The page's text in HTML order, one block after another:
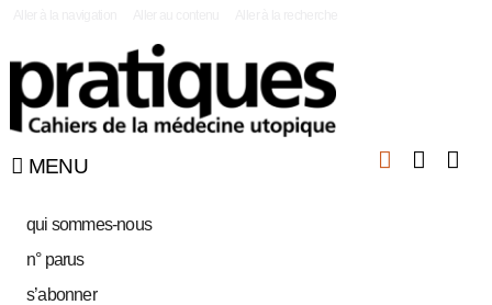
MENU
qui sommes-nous
n° parus
s’abonner